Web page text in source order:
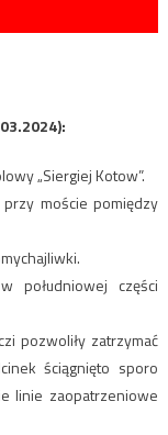
„Siergiej Kotow”.
moście pomiędzy
południowej części
pozwoliły zatrzymać
ściągnięto sporo
linie zaopatrzeniowe